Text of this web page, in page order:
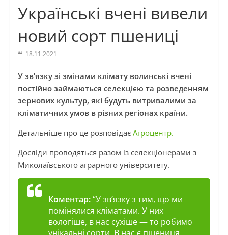
Українські вчені вивели
новий сорт пшениці
18.11.2021
У зв’язку зі змінами клімату волинські вчені
постійно займаються селекцією та розведенням
зернових культур, які будуть витривалими за
кліматичних умов в різних регіонах країни.
Детальніше про це розповідає Агроцентр.
Досліди проводяться разом із селекціонерами з
Миколаївського аграрного університету.
Коментар:“У зв’язку з тим, що ми
помінялися кліматами. У них
вологіше, в нас сухіше — то робимо